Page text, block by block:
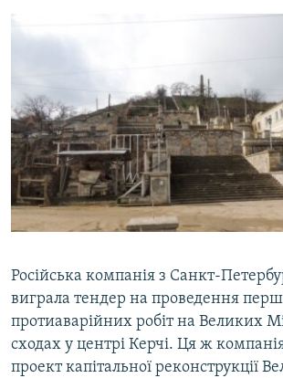
Російська компанія з Санкт-
виграла тендер на проведення
протиаварійних робіт на Великих
сходах у центрі Керчі. Ця ж
проект капітальної реконструкції